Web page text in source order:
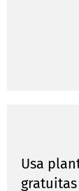
Usa
gratuitas